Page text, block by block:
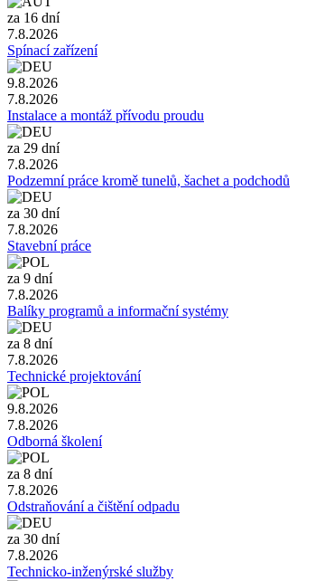
za 16 dní
7.8.2026
Spínací zařízení
9.8.2026
7.8.2026
Instalace a montáž přívodu proudu
za 29 dní
7.8.2026
Podzemní práce kromě tunelů, šachet a podchodů
za 30 dní
7.8.2026
Stavební práce
za 9 dní
7.8.2026
Balíky programů a informační systémy
za 8 dní
7.8.2026
Technické projektování
9.8.2026
7.8.2026
Odborná školení
za 8 dní
7.8.2026
Odstraňování a čištění odpadu
za 30 dní
7.8.2026
Technicko-inženýrské služby